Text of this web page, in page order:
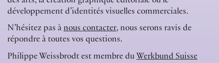
développement d’identités visuelles commerciales.
N’hésitez pas à nous contacter, nous serons ravis de
répondre à toutes vos questions.
Philippe Weissbrodt est membre du Werkbund Suisse